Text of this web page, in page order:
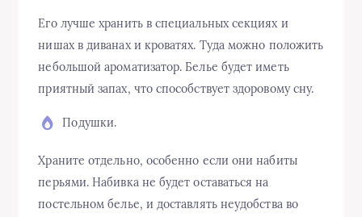
Его лучше хранить в специальных секциях и
нишах в диванах и кроватях. Туда можно положить
небольшой ароматизатор. Белье будет иметь
приятный запах, что способствует здоровому сну.
Подушки.
Храните отдельно, особенно если они набиты
перьями. Набивка не будет оставаться на
постельном белье, и доставлять неудобства во